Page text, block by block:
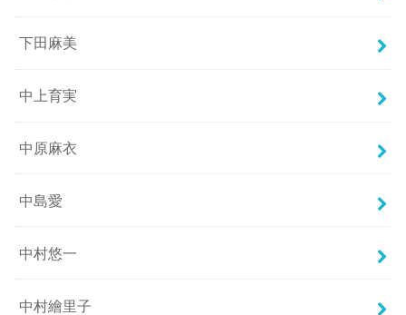
下田麻美
中上育実
中原麻衣
中島愛
中村悠一
中村繪里子